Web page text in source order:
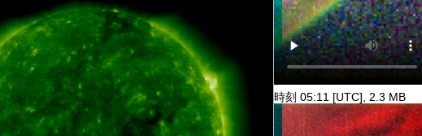
時刻 05:11 [UTC], 2.3 MB